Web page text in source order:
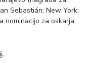
Sebastián; New York;
nominacijo za oskarja
.